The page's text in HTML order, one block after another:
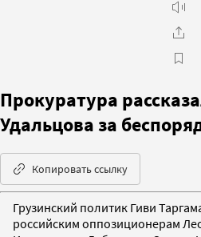
Прокуратура
Удальцова за
Копировать ссылку
Грузинский политик Гиви
российским оппозиционерам